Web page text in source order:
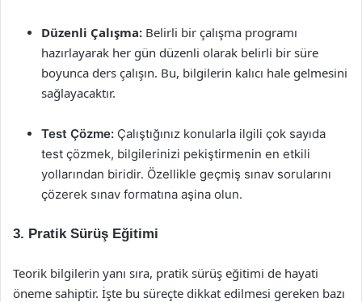
Düzenli Çalışma: Belirli bir çalışma programı
hazırlayarak her gün düzenli olarak belirli bir süre
boyunca ders çalışın. Bu, bilgilerin kalıcı hale gelmesini
sağlayacaktır.
Test Çözme: Çalıştığınız konularla ilgili çok sayıda
test çözmek, bilgilerinizi pekiştirmenin en etkili
yollarından biridir. Özellikle geçmiş sınav sorularını
çözerek sınav formatına aşina olun.
3. Pratik Sürüş Eğitimi
Teorik bilgilerin yanı sıra, pratik sürüş eğitimi de hayati
öneme sahiptir. İşte bu süreçte dikkat edilmesi gereken bazı